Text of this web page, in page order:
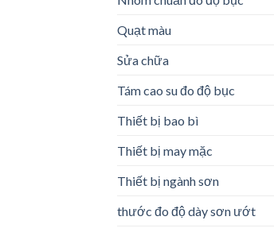
Quạt màu
Sửa chữa
Tám cao su đo độ bục
Thiết bị bao bì
Thiết bị may mặc
Thiết bị ngành sơn
thước đo độ dày sơn ướt